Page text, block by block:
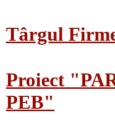
Târgul
Proiect
PEB"